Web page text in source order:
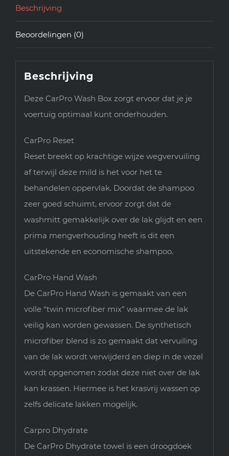
Beschrijving
Beoordelingen (0)
Beschrijving
Deze CarPro Wash Box zorgt ervoor dat je je
voertuig optimaal kunt onderhouden.
CarPro Reset
Reset breekt op krachtige wijze wegvervuiling
af terwijl deze mild is het voor het te
behandelen oppervlak. Doordat de shampoo
zeer goed schuimt, ervoor zorgt dat de
washmitt gemakkelijk over de lak glijdt en een
prima mengverhouding heeft is dit een
uitstekende en economische shampoo.
CarPro Hand Wash
De CarPro Hand Wash is gemaakt van een
volle “twin microfiber mix” waarmee de lak
veilig kan worden gewassen. De synthetisch
microfiber blend is zo gemaakt dat vervuiling
van de lak wordt verwijderd en diep in de vezel
wordt opgenomen zodat deze niet over de lak
kan krassen. Hiermee is het krasvrij wassen op
zelfs delicate lakken mogelijk.
Carpro Dhydrate
De CarPro Dhydrate towel is een droogdoek